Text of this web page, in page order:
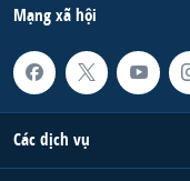
Mạng xã hội
Các dịch vụ